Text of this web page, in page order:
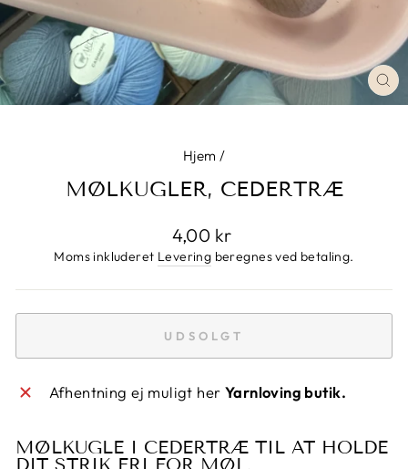
Hjem /
MØLKUGLER, CEDERTRÆ
Normalpris
4,00 kr
Moms inkluderet Levering beregnes ved betaling.
UDSOLGT
Afhentning ej muligt her Yarnloving butik.
MØLKUGLE I CEDERTRÆ TIL AT HOLDE